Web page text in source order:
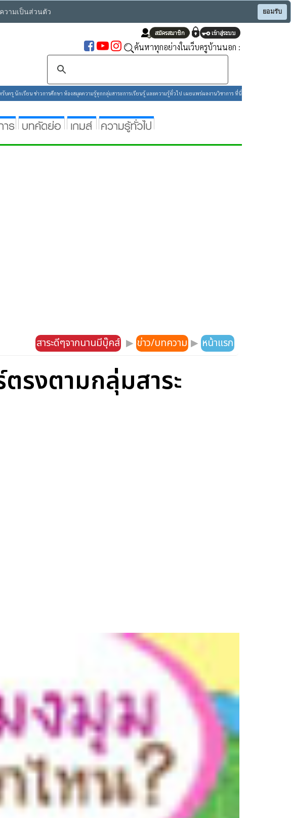
วามเป็นส่วนตัว ยอมรับ
ค้นหาทุกอย่างในเว็บครูบ้านนอก :
บครู นักเรียน ข่าวการศึกษา ห้องสมุดความรู้ทุกกลุ่มสาระการเรียนรู้ และความรู้ทั่วไป เผยแพร่ผลงานวิชาการ ที่นี่
สาระดีๆจากนานมีบุ๊คส์ ▶ ข่าว/บทความ ▶ หน้าแรก
รงตามกลุ่มสาระ